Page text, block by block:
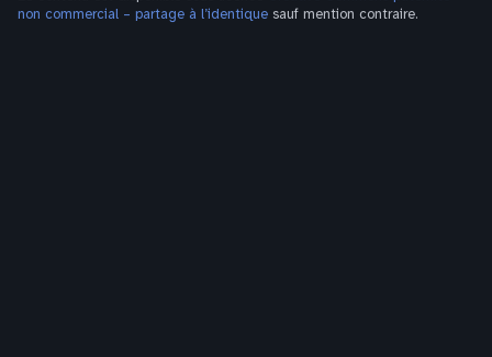
non commercial – partage à l’identique sauf mention contraire.